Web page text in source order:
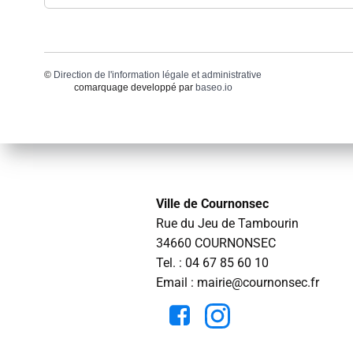
© Direction de l'information légale et administrative
comarquage developpé par baseo.io
Ville de Cournonsec
Rue du Jeu de Tambourin
34660 COURNONSEC
Tel. : 04 67 85 60 10
Email : mairie@cournonsec.fr